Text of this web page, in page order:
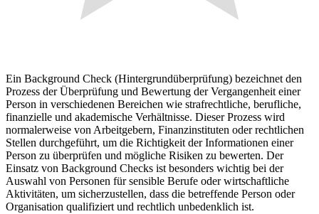
Ein Background Check (Hintergrundüberprüfung) bezeichnet den
Prozess der Überprüfung und Bewertung der Vergangenheit einer
Person in verschiedenen Bereichen wie strafrechtliche, berufliche,
finanzielle und akademische Verhältnisse. Dieser Prozess wird
normalerweise von Arbeitgebern, Finanzinstituten oder rechtlichen
Stellen durchgeführt, um die Richtigkeit der Informationen einer
Person zu überprüfen und mögliche Risiken zu bewerten. Der
Einsatz von Background Checks ist besonders wichtig bei der
Auswahl von Personen für sensible Berufe oder wirtschaftliche
Aktivitäten, um sicherzustellen, dass die betreffende Person oder
Organisation qualifiziert und rechtlich unbedenklich ist.